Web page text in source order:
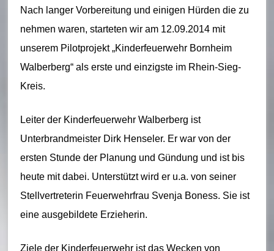
h
ei
n
h
t
W
al
b
e
r
Nach langer Vorbereitung und einigen Hürden die zu
nehmen waren, starteten wir am 12.09.2014 mit
unserem Pilotprojekt „Kinderfeuerwehr Bornheim
Walberberg“ als erste und einzigste im Rhein-Sieg-
Kreis.
Leiter der Kinderfeuerwehr Walberberg ist
Unterbrandmeister Dirk Henseler. Er war von der
ersten Stunde der Planung und Gündung und ist bis
heute mit dabei. Unterstützt wird er u.a. von seiner
Stellvertreterin Feuerwehrfrau Svenja Boness. Sie ist
eine ausgebildete Erzieherin.
Ziele der Kinderfeuerwehr ist das Wecken von